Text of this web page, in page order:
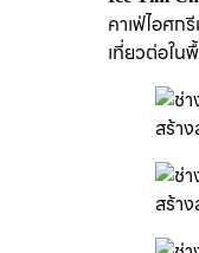
คาเฟ่ไอศก
เที่ยวต่อใ